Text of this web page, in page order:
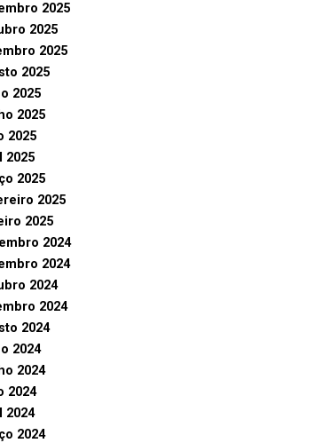
2025
2025
2025
2025
2025
2025
2025
2025
2025
2025
2025
2024
2024
2024
2024
2024
2024
2024
2024
2024
2024